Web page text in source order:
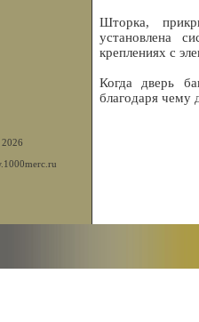
Шторка,
установлена
креплениях с
Когда дверь
благодаря чему